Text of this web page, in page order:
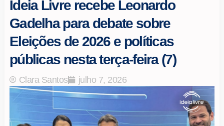
Ideia Livre recebe Leonardo
Gadelha para debate sobre
Eleições de 2026 e políticas
públicas nesta terça-feira (7)
Clara Santos julho 7, 2026